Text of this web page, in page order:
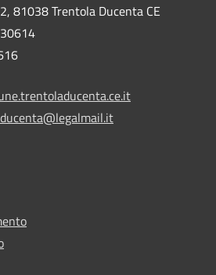
81038 Trentola Ducenta CE